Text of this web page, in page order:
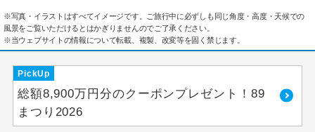
※写真・イラストはすべてイメージです。ご旅行中に必ずしも同じ角度・高度・天候での
風景をご覧いただけるとはかぎりませんのでご了承ください。
※当ウェブサイトの情報について転載、複製、改変等を固く禁じます。
PickUp
総額8,900万円分のクーポンプレゼント！89
まつり2026